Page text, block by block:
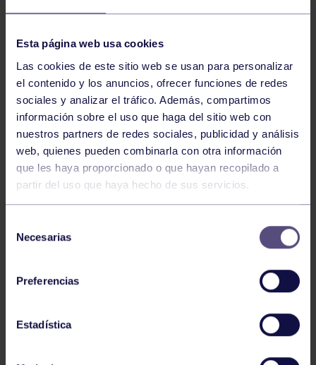
Esta página web usa cookies
Las cookies de este sitio web se usan para personalizar
el contenido y los anuncios, ofrecer funciones de redes
sociales y analizar el tráfico. Además, compartimos
información sobre el uso que haga del sitio web con
nuestros partners de redes sociales, publicidad y análisis
web, quienes pueden combinarla con otra información
que les haya proporcionado o que hayan recopilado a
partir del uso que haya hecho de sus servicios.
Necesarias
Preferencias
Estadística
GAF 26 Jun 2026
CLARA LOCHÉ, SUBCAMPEONA DE
ESPAÑA